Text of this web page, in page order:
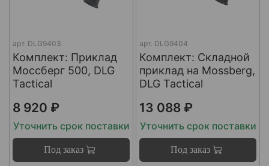
арт. DLG9403
Комплект: Приклад
Моссберг 500, DLG
Tactical
8 920 ₽
Уточнить срок поставки
Под заказ
арт. DLG9404
Комплект: Складной
приклад на Mossberg,
DLG Tactical
13 088 ₽
Уточнить срок поставки
Под заказ